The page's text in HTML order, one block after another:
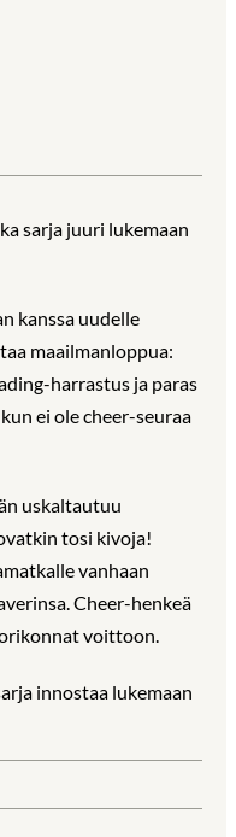
sarja juuri lukemaan
kanssa uudelle
maailmanloppua:
harrastus ja paras
ei ole cheer-seuraa
uskaltautuu
tosi kivoja!
vanhaan
Cheer-henkeä
voittoon.
innostaa lukemaan